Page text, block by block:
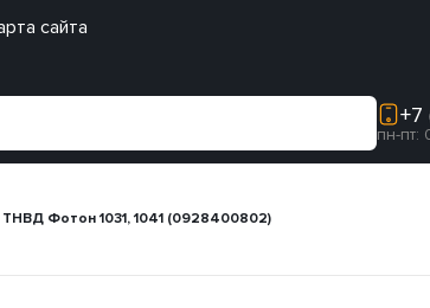
сайта
+7
пн-пт:
ТНВД Фотон 1031, 1041 (0928400802)